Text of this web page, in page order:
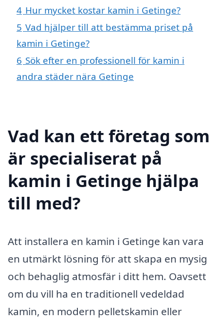
4 Hur mycket kostar kamin i Getinge?
5 Vad hjälper till att bestämma priset på
kamin i Getinge?
6 Sök efter en professionell för kamin i
andra städer nära Getinge
Vad kan ett företag som
är specialiserat på
kamin i Getinge hjälpa
till med?
Att installera en kamin i Getinge kan vara
en utmärkt lösning för att skapa en mysig
och behaglig atmosfär i ditt hem. Oavsett
om du vill ha en traditionell vedeldad
kamin, en modern pelletskamin eller